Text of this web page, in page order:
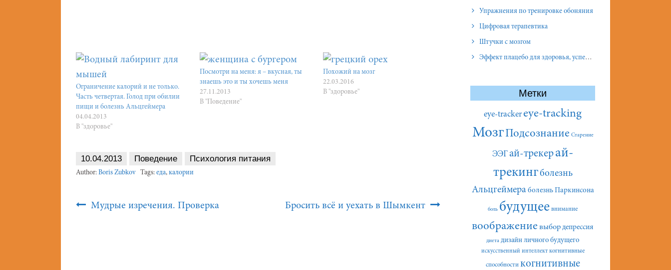
Ограничение калорий и не только.
Часть четвертая. Голод при обилии
пищи и болезнь Альцгеймера
04.04.2013
В "здоровье"
Посмотри на меня: я – вкусная, ты
знаешь это и ты хочешь меня
27.11.2013
В "Поведение"
Похожий на мозг
22.03.2016
В "здоровье"
10.04.2013 Поведение Психология питания
Author: Boris Zubkov Tags: еда, калории
PostМудрые изречения. Проверка Бросить всё и уехать в Шымкент
Упражнения по тренировке обоняния
Цифровая терапевтика
Штучки с мозгом
Эффект плацебо для здоровья, успеха и отношений
Метки
eye-tracker eye-tracking
МозгПодсознание Старение
ЭЭГай-трекерай-
трекингболезнь
Альцгеймера болезнь Паркинсона
боль будущее внимание
воображение выбор депрессия
диета дизайн личного будущего
искусственный интеллект когнитивные
способности когнитивные